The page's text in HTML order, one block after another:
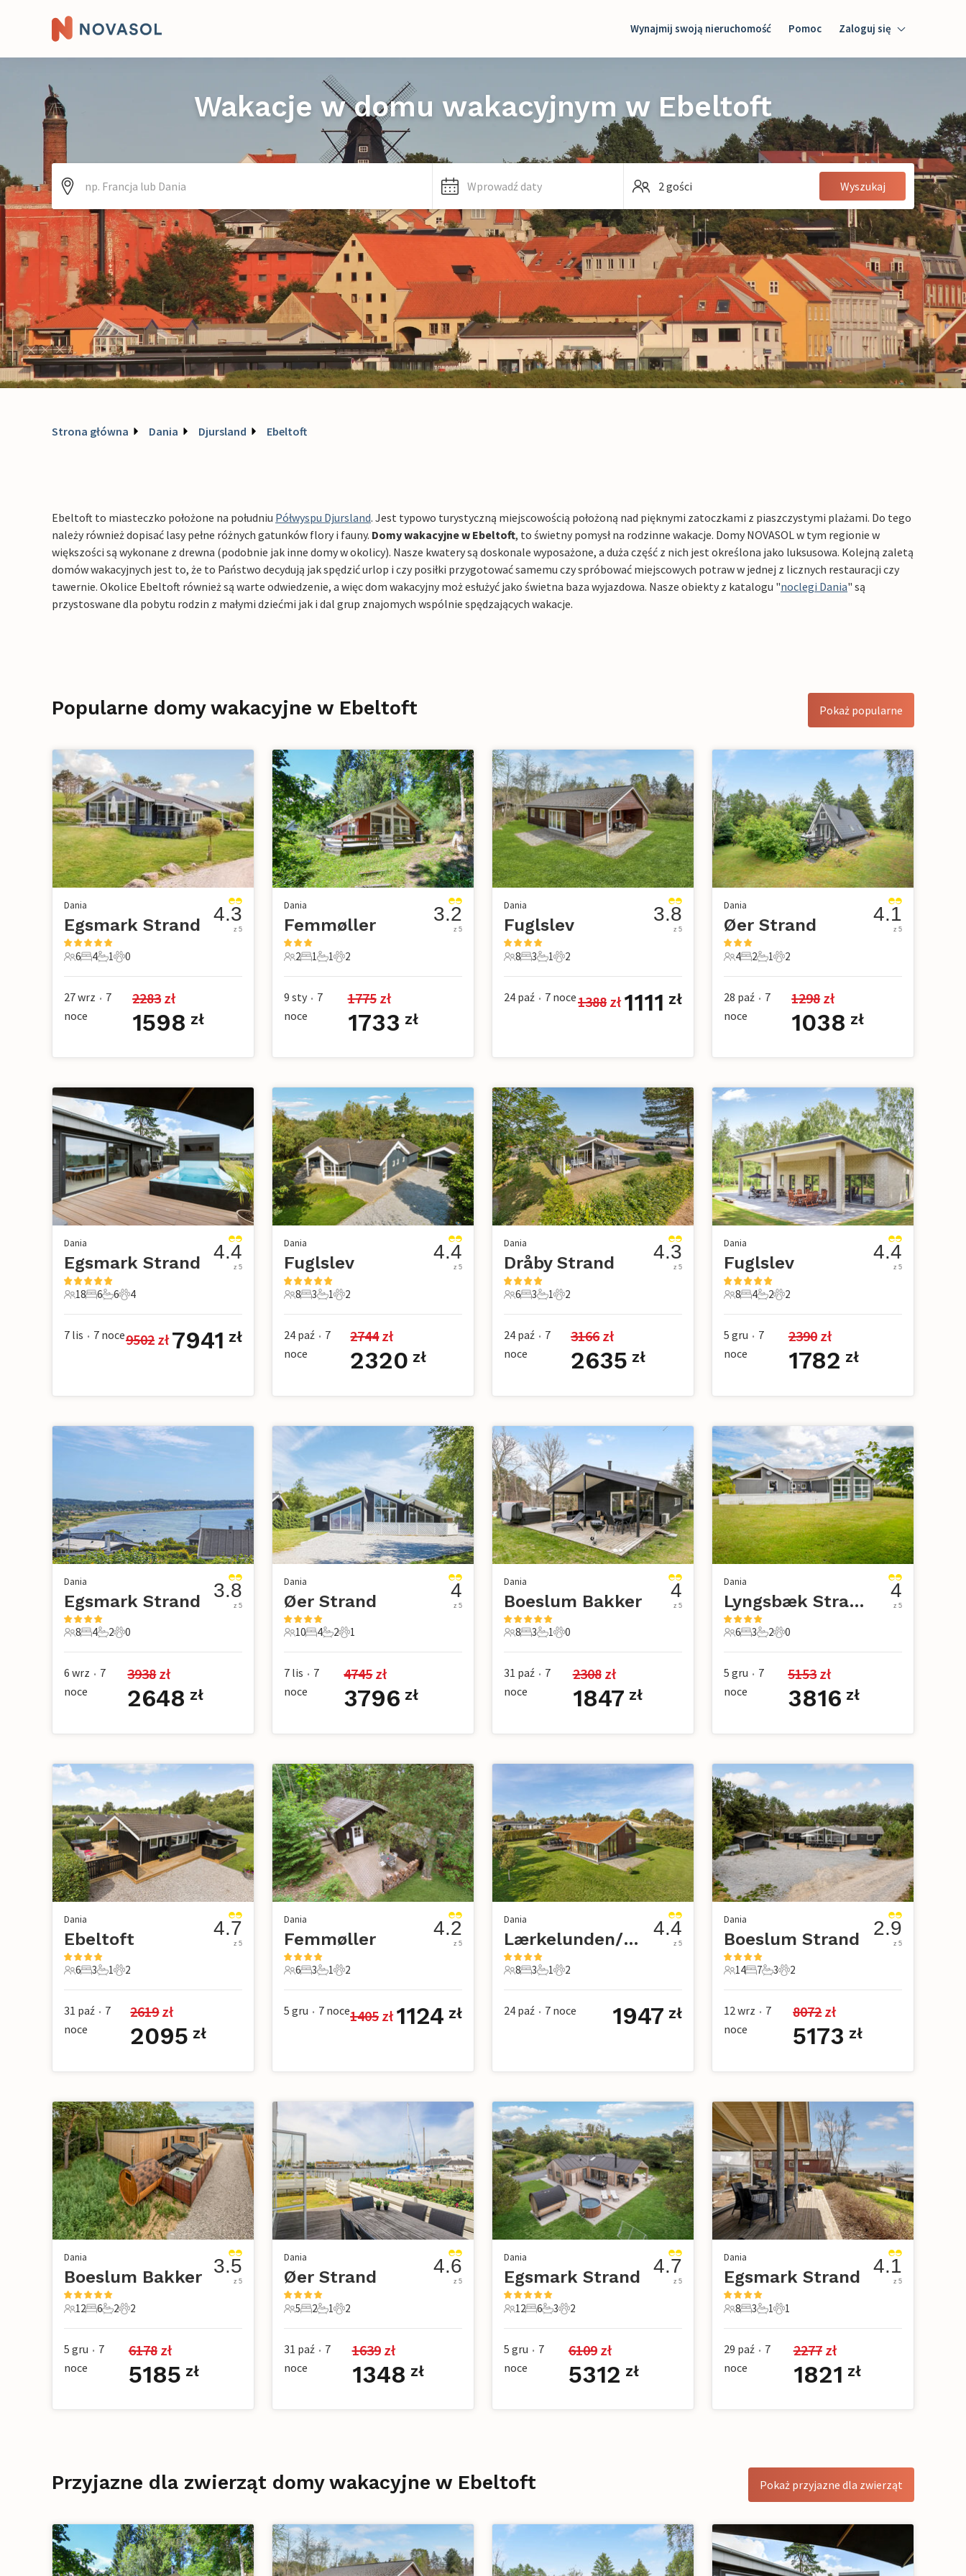
Wynajmij swoją nieruchomość Pomoc Zaloguj się
Właściciel domu
Wakacje w domu wakacyjnym w Ebeltoft
Wprowadź daty 2 gości Wyszukaj
Strona główna Dania Djursland Ebeltoft
Ebeltoft to miasteczko położone na południu Półwyspu Djursland. Jest typowo turystyczną miejscowością położoną nad pięknymi zatoczkami z piaszczystymi plażami. Do tego
należy również dopisać lasy pełne różnych gatunków flory i fauny. Domy wakacyjne w Ebeltoft, to świetny pomysł na rodzinne wakacje. Domy NOVASOL w tym regionie w
większości są wykonane z drewna (podobnie jak inne domy w okolicy). Nasze kwatery są doskonale wyposażone, a duża część z nich jest określona jako luksusowa. Kolejną zaletą
domów wakacyjnych jest to, że to Państwo decydują jak spędzić urlop i czy posiłki przygotować samemu czy spróbować miejscowych potraw w jednej z licznych restauracji czy
tawernie. Okolice Ebeltoft również są warte odwiedzenie, a więc dom wakacyjny moż esłużyć jako świetna baza wyjazdowa. Nasze obiekty z katalogu "noclegi Dania" są
przystoswane dla pobytu rodzin z małymi dziećmi jak i dal grup znajomych wspólnie spędzających wakacje.
Popularne domy wakacyjne w Ebeltoft Pokaż popularne
Dania
Egsmark Strand
6 Goście
6
4 Sypialnie
4
1 Łazienka
1
0 Zwierzęta domowe
0
4.3
z 5
27 wrz • 7
noce
2283 zł
1598 zł
Dania
Femmøller
2 Goście
2
1 Sypialnia
1
1 Łazienka
1
2 Zwierzęta domowe
2
3.2
z 5
9 sty • 7
noce
1775 zł
1733 zł
Dania
Fuglslev
8 Goście
8
3 Sypialnie
3
1 Łazienka
1
2 Zwierzęta domowe
2
3.8
z 5
24 paź • 7 noce1388 zł 1111 zł
Dania
Øer Strand
4 Goście
4
2 Sypialnie
2
1 Łazienka
1
2 Zwierzęta domowe
2
4.1
z 5
28 paź • 7
noce
1298 zł
1038 zł
Dania
Egsmark Strand
18 Goście
18
6 Sypialnie
6
6 Łazienki
6
4 Zwierzęta domowe
4
4.4
z 5
7 lis • 7 noce9502 zł 7941 zł
Dania
Fuglslev
8 Goście
8
3 Sypialnie
3
1 Łazienka
1
2 Zwierzęta domowe
2
4.4
z 5
24 paź • 7
noce
2744 zł
2320 zł
Dania
Dråby Strand
6 Goście
6
3 Sypialnie
3
1 Łazienka
1
2 Zwierzęta domowe
2
4.3
z 5
24 paź • 7
noce
3166 zł
2635 zł
Dania
Fuglslev
8 Goście
8
4 Sypialnie
4
2 Łazienki
2
2 Zwierzęta domowe
2
4.4
z 5
5 gru • 7
noce
2390 zł
1782 zł
Dania
Egsmark Strand
8 Goście
8
4 Sypialnie
4
2 Łazienki
2
0 Zwierzęta domowe
0
3.8
z 5
6 wrz • 7
noce
3938 zł
2648 zł
Dania
Øer Strand
10 Goście
10
4 Sypialnie
4
2 Łazienki
2
1 Zwierzę domowe
1
4
z 5
7 lis • 7
noce
4745 zł
3796 zł
Dania
Boeslum Bakker
8 Goście
8
3 Sypialnie
3
1 Łazienka
1
0 Zwierzęta domowe
0
4
z 5
31 paź • 7
noce
2308 zł
1847 zł
Dania
Lyngsbæk Strand
6 Goście
6
3 Sypialnie
3
2 Łazienki
2
0 Zwierzęta domowe
0
4
z 5
5 gru • 7
noce
5153 zł
3816 zł
Dania
Ebeltoft
6 Goście
6
3 Sypialnie
3
1 Łazienka
1
2 Zwierzęta domowe
2
4.7
z 5
31 paź • 7
noce
2619 zł
2095 zł
Dania
Femmøller
6 Goście
6
3 Sypialnie
3
1 Łazienka
1
2 Zwierzęta domowe
2
4.2
z 5
5 gru • 7 noce1405 zł 1124 zł
Dania
Lærkelunden/Øer Strand
8 Goście
8
3 Sypialnie
3
1 Łazienka
1
2 Zwierzęta domowe
2
4.4
z 5
24 paź • 7 noce 1947 zł
Dania
Boeslum Strand
14 Goście
14
7 Sypialnie
7
3 Łazienki
3
2 Zwierzęta domowe
2
2.9
z 5
12 wrz • 7
noce
8072 zł
5173 zł
Dania
Boeslum Bakker
12 Goście
12
6 Sypialnie
6
2 Łazienki
2
2 Zwierzęta domowe
2
3.5
z 5
5 gru • 7
noce
6178 zł
5185 zł
Dania
Øer Strand
5 Goście
5
2 Sypialnie
2
1 Łazienka
1
2 Zwierzęta domowe
2
4.6
z 5
31 paź • 7
noce
1639 zł
1348 zł
Dania
Egsmark Strand
12 Goście
12
6 Sypialnie
6
3 Łazienki
3
2 Zwierzęta domowe
2
4.7
z 5
5 gru • 7
noce
6109 zł
5312 zł
Dania
Egsmark Strand
8 Goście
8
3 Sypialnie
3
1 Łazienka
1
1 Zwierzę domowe
1
4.1
z 5
29 paź • 7
noce
2277 zł
1821 zł
Przyjazne dla zwierząt domy wakacyjne w Ebeltoft Pokaż przyjazne dla zwierząt